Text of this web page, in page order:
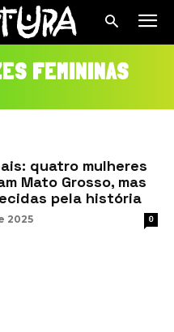
FEMININAS
quatro mulheres
Mato Grosso, mas
pela história
2025 0